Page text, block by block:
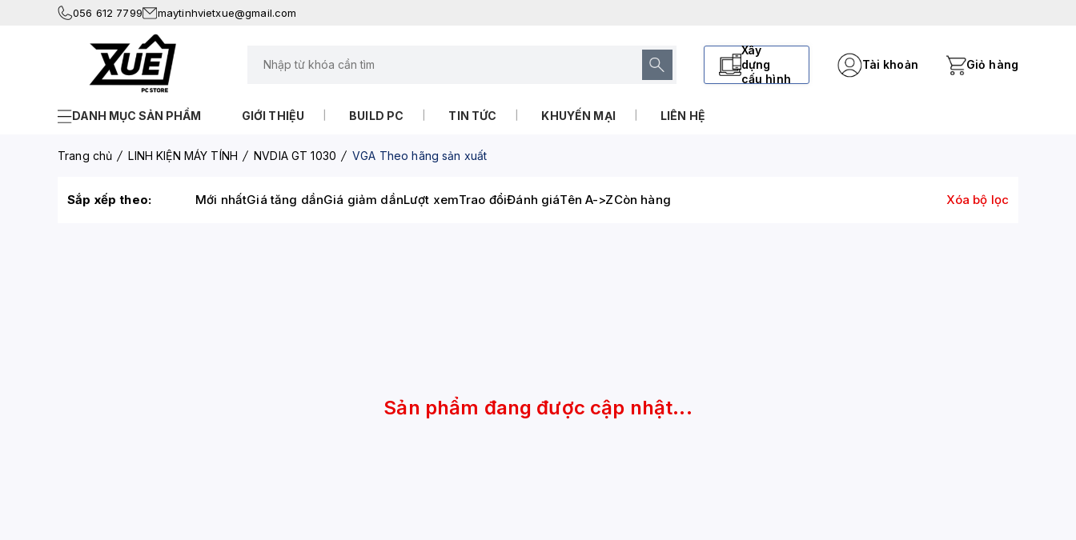
056 612 7799 maytinhvietxue@gmail.com
Xây
dựng
cấu hình
Tài khoản Giỏ hàng
DANH MỤC SẢN PHẨM GIỚI THIỆU BUILD PC TIN TỨC KHUYẾN MẠI LIÊN HỆ
Trang chủ LINH KIỆN MÁY TÍNH NVDIA GT 1030 VGA Theo hãng sản xuất
Sắp xếp theo: Mới nhấtGiá tăng dầnGiá giảm dầnLượt xemTrao đổiĐánh giáTên A->ZCòn hàng Xóa bộ lọc
Sản phẩm đang được cập nhật...